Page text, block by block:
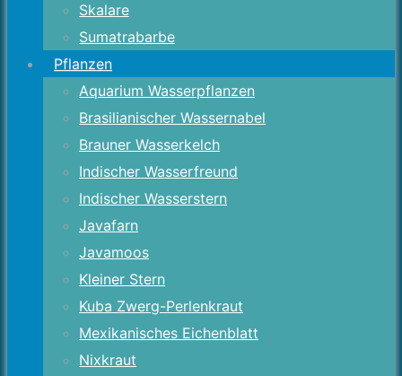
Skalare
Sumatrabarbe
Pflanzen
Aquarium Wasserpflanzen
Brasilianischer Wassernabel
Brauner Wasserkelch
Indischer Wasserfreund
Indischer Wasserstern
Javafarn
Javamoos
Kleiner Stern
Kuba Zwerg-Perlenkraut
Mexikanisches Eichenblatt
Nixkraut